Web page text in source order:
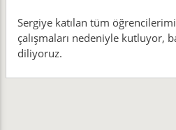
Sergiye katılan tüm
çalışmaları nedeniyle kutluyor,
diliyoruz.